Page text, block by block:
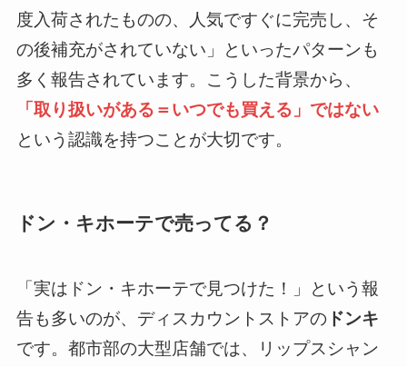
度入荷されたものの、人気ですぐに完売し、そ
の後補充がされていない」といったパターンも
多く報告されています。こうした背景から、
「取り扱いがある＝いつでも買える」ではない
という認識を持つことが大切です。
ドン・キホーテで売ってる？
「実はドン・キホーテで見つけた！」という報
告も多いのが、ディスカウントストアのドンキ
です。都市部の大型店舗では、リップスシャン